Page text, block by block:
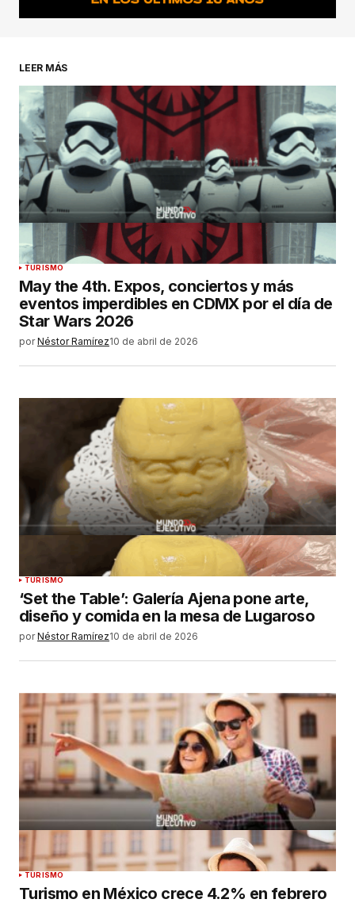
LEER MÁS
TURISMO
May the 4th. Expos, conciertos y más
eventos imperdibles en CDMX por el día de
Star Wars 2026
por Néstor Ramírez10 de abril de 2026
TURISMO
‘Set the Table’: Galería Ajena pone arte,
diseño y comida en la mesa de Lugaroso
por Néstor Ramírez10 de abril de 2026
TURISMO
Turismo en México crece 4.2% en febrero